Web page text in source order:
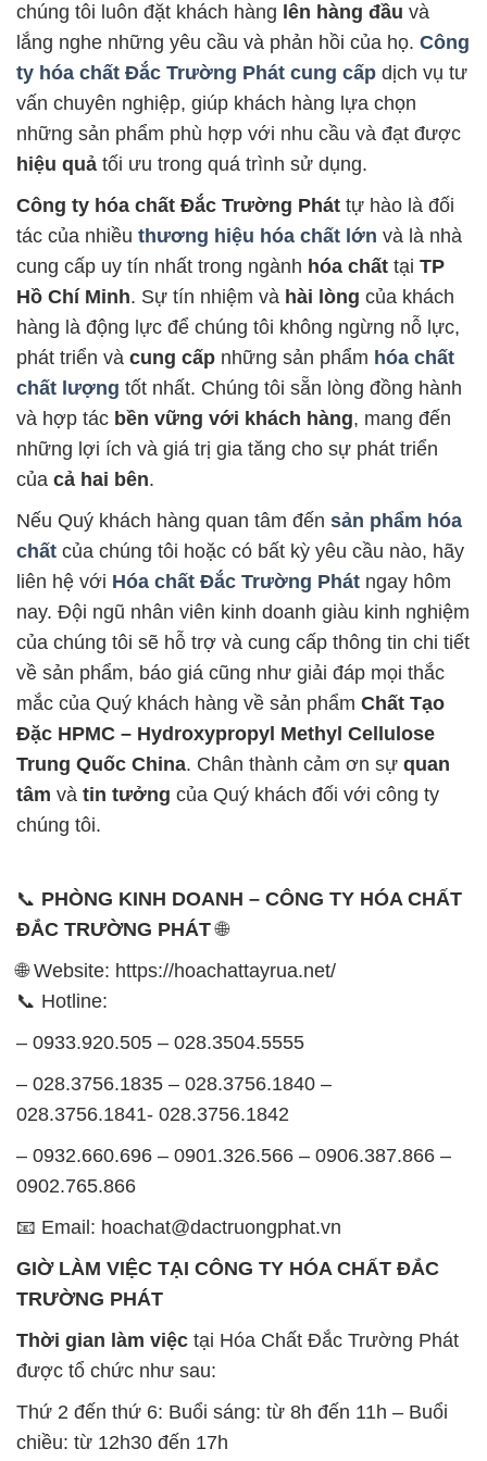
chúng tôi luôn đặt khách hàng lên hàng đầu và
lắng nghe những yêu cầu và phản hồi của họ. Công
ty hóa chất Đắc Trường Phát cung cấp dịch vụ tư
vấn chuyên nghiệp, giúp khách hàng lựa chọn
những sản phẩm phù hợp với nhu cầu và đạt được
hiệu quả tối ưu trong quá trình sử dụng.
Công ty hóa chất Đắc Trường Phát tự hào là đối
tác của nhiều thương hiệu hóa chất lớn và là nhà
cung cấp uy tín nhất trong ngành hóa chất tại TP
Hồ Chí Minh. Sự tín nhiệm và hài lòng của khách
hàng là động lực để chúng tôi không ngừng nỗ lực,
phát triển và cung cấp những sản phẩm hóa chất
chất lượng tốt nhất. Chúng tôi sẵn lòng đồng hành
và hợp tác bền vững với khách hàng, mang đến
những lợi ích và giá trị gia tăng cho sự phát triển
của cả hai bên.
Nếu Quý khách hàng quan tâm đến sản phẩm hóa
chất của chúng tôi hoặc có bất kỳ yêu cầu nào, hãy
liên hệ với Hóa chất Đắc Trường Phát ngay hôm
nay. Đội ngũ nhân viên kinh doanh giàu kinh nghiệm
của chúng tôi sẽ hỗ trợ và cung cấp thông tin chi tiết
về sản phẩm, báo giá cũng như giải đáp mọi thắc
mắc của Quý khách hàng về sản phẩm Chất Tạo
Đặc HPMC – Hydroxypropyl Methyl Cellulose
Trung Quốc China. Chân thành cảm ơn sự quan
tâm và tin tưởng của Quý khách đối với công ty
chúng tôi.
📞 PHÒNG KINH DOANH – CÔNG TY HÓA CHẤT
ĐẮC TRƯỜNG PHÁT🌐
🌐 Website: https://hoachattayrua.net/
📞 Hotline:
– 0933.920.505 – 028.3504.5555
– 028.3756.1835 – 028.3756.1840 –
028.3756.1841- 028.3756.1842
– 0932.660.696 – 0901.326.566 – 0906.387.866 –
0902.765.866
📧 Email: hoachat@dactruongphat.vn
GIỜ LÀM VIỆC TẠI CÔNG TY HÓA CHẤT ĐẮC
TRƯỜNG PHÁT
Thời gian làm việc tại Hóa Chất Đắc Trường Phát
được tổ chức như sau:
Thứ 2 đến thứ 6: Buổi sáng: từ 8h đến 11h – Buổi
chiều: từ 12h30 đến 17h